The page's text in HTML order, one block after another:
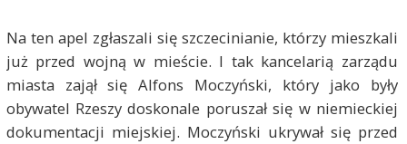
Na ten apel zgłaszali się szczecinianie, którzy mieszkali
już przed wojną w mieście. I tak kancelarią zarządu
miasta zajął się Alfons Moczyński, który jako były
obywatel Rzeszy doskonale poruszał się w niemieckiej
dokumentacji miejskiej. Moczyński ukrywał się przed